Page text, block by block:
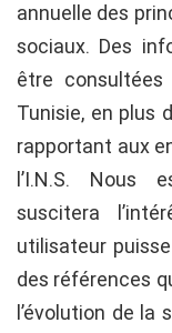
annuelle des
sociaux. Des
être consultées
Tunisie, en plus
rapportant aux
l’I.N.S. Nous
suscitera
utilisateur
des références
l’évolution de